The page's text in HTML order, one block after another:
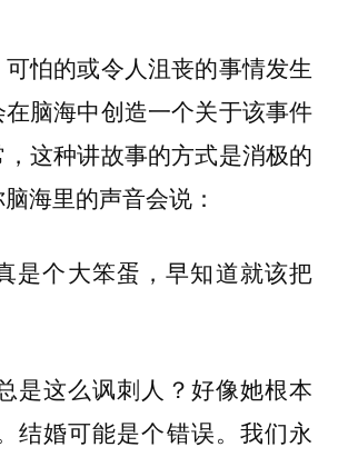
怕的或令人沮丧的事情发生
脑海中创造一个关于该事件
这种讲故事的方式是消极的
海里的声音会说：
个大笨蛋，早知道就该把
是这么讽刺人？好像她根本
结婚可能是个错误。我们永